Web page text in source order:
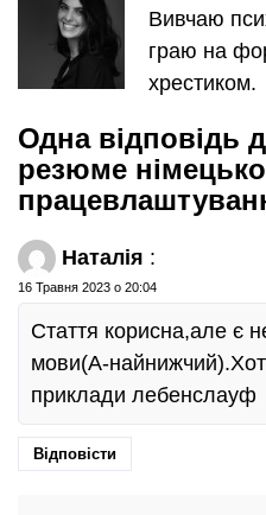
Вивчаю
граю на
хрестиком.
Одна відповідь
резюме
Наталія :
16 Травня 2023 о 20:04
Стаття корисна,але є
мови(А-
приклади лебенслауф
Відповісти